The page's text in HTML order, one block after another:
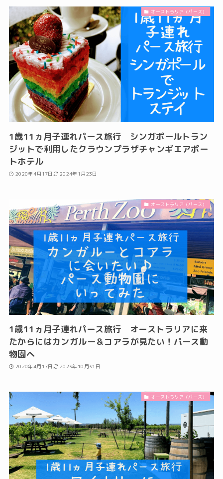
オーストラリア（パース）
1歳11ヵ月子連れパース旅行 シンガポールトラン
ジットで利用したクラウンプラザチャンギエアポー
トホテル
2020年4月17日 2024年1月23日
オーストラリア（パース）
1歳11ヵ月子連れパース旅行 オーストラリアに来
たからにはカンガルー＆コアラが見たい！パース動
物園へ
2020年4月17日 2023年10月31日
オーストラリア（パース）